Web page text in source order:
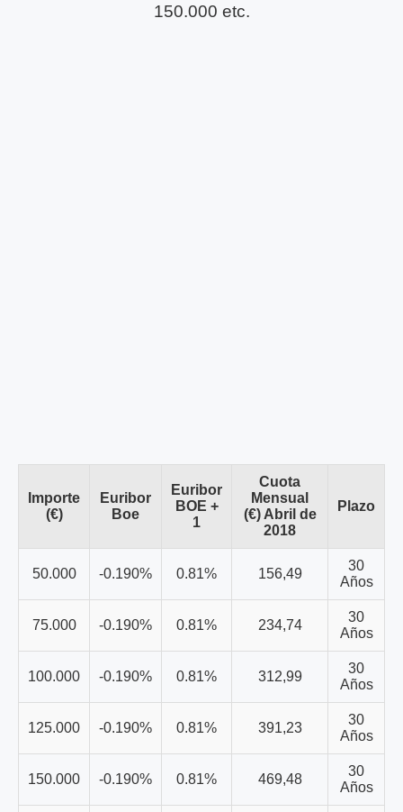
150.000 etc.
Importe
(€)
Euribor
Boe
Euribor
BOE +
1
Cuota
Mensual
(€) Abril de
2018
Plazo
50.000 -0.190% 0.81% 156,49
30
Años
75.000 -0.190% 0.81% 234,74
30
Años
100.000 -0.190% 0.81% 312,99
30
Años
125.000 -0.190% 0.81% 391,23
30
Años
150.000 -0.190% 0.81% 469,48
30
Años